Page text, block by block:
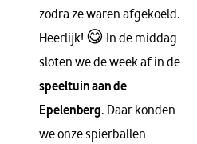
zodra ze waren afgekoeld.
Heerlijk! 😋 In de middag
sloten we de week af in de
speeltuin aan de
Epelenberg. Daar konden
we onze spierballen